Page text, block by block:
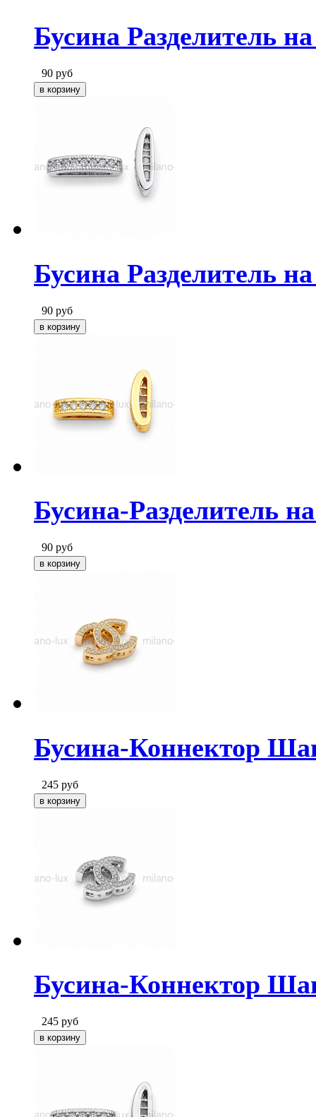
Бусина Разделитель
90 руб
Бусина Разделитель
90 руб
Бусина-Разделитель
90 руб
Бусина-Коннектор
245 руб
Бусина-Коннектор
245 руб